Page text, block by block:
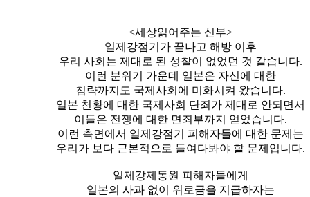
<세상읽어주는 신부>
일제강점기가 끝나고 해방 이후
우리 사회는 제대로 된 성찰이 없었던 것 같습니다.
이런 분위기 가운데 일본은 자신에 대한
침략까지도 국제사회에 미화시켜 왔습니다.
일본 천황에 대한 국제사회 단죄가 제대로 안되면서
이들은 전쟁에 대한 면죄부까지 얻었습니다.
이런 측면에서 일제강점기 피해자들에 대한 문제는
우리가 보다 근본적으로 들여다봐야 할 문제입니다.
일제강제동원 피해자들에게
일본의 사과 없이 위로금을 지급하자는